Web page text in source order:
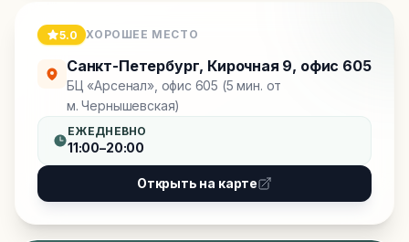
5.0 ХОРОШЕЕ МЕСТО
Санкт-Петербург, Кирочная 9, офис 605
БЦ «Арсенал», офис 605 (5 мин. от
м. Чернышевская)
ЕЖЕДНЕВНО
11:00–20:00
Открыть на карте